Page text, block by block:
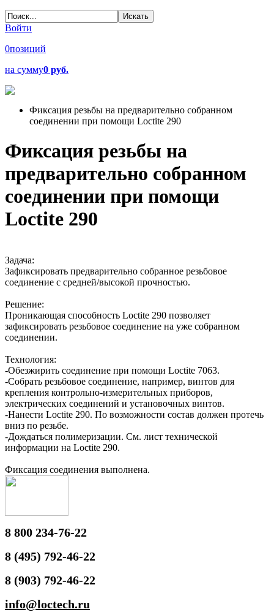
Войти
0позиций
на сумму0 руб.
Фиксация резьбы на предварительно собранном
соединении при помощи Loctite 290
Фиксация резьбы на
предварительно собранном
соединении при помощи
Loctite 290
Задача:
Зафиксировать предварительно собранное резьбовое
соединение с средней/высокой прочностью.
Решение:
Проникающая способность Loctite 290 позволяет
зафиксировать резьбовое соединение на уже собранном
соединении.
Технология:
-Обезжирить соединение при помощи Loctite 7063.
-Собрать резьбовое соединение, например, винтов для
крепления контрольно-измерительных приборов,
электрических соединений и установочных винтов.
-Нанести Loctite 290. По возможности состав должен протечь
вниз по резьбе.
-Дождаться полимеризации. См. лист технической
информации на Loctite 290.
Фиксация соединения выполнена.
8 800 234-76-22
8 (495) 792-46-22
8 (903) 792-46-22
info@loctech.ru